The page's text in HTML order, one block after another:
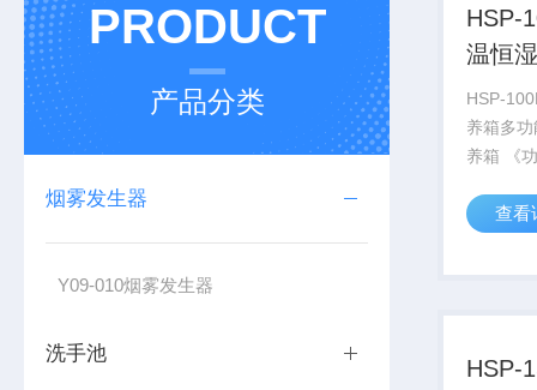
PRODUCT
产品分类
烟雾发生器
Y09-010烟雾发生器
洗手池
HSP-
温恒
HSP-
养箱多
养箱 《功能型》 对需要一定
医药、
查看
HSP-